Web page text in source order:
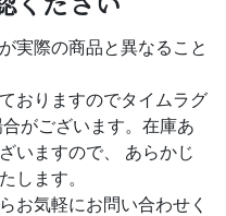
実際の商品と異なること
おりますのでタイムラグ
がございます。在庫あ
いますので、 あらかじ
します。
お気軽にお問い合わせく